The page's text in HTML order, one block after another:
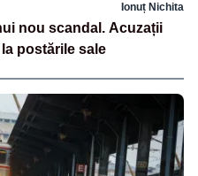
Ionuț Nichita
nou scandal. Acuzații
postările sale